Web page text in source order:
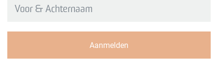
Aanmelden